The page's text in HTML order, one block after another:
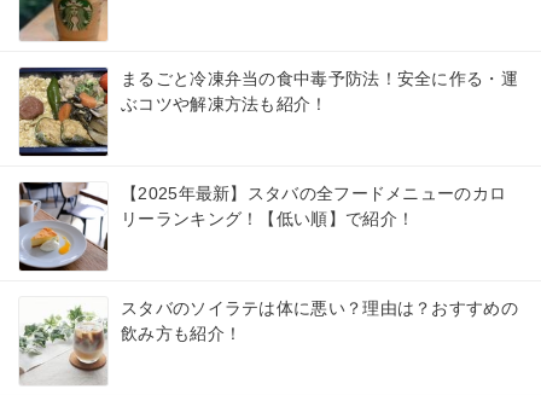
まるごと冷凍弁当の食中毒予防法！安全に作る・運
ぶコツや解凍方法も紹介！
【2025年最新】スタバの全フードメニューのカロ
リーランキング！【低い順】で紹介！
スタバのソイラテは体に悪い？理由は？おすすめの
飲み方も紹介！